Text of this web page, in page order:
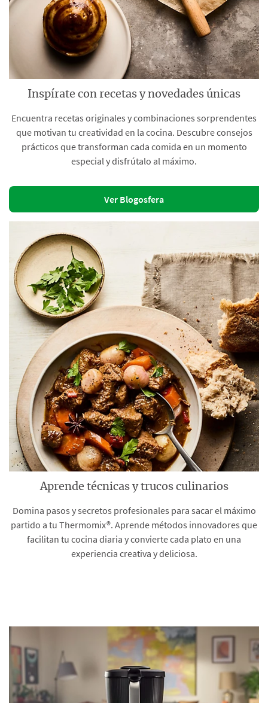
Inspírate con recetas y novedades únicas
Encuentra recetas originales y combinaciones sorprendentes
que motivan tu creatividad en la cocina. Descubre consejos
prácticos que transforman cada comida en un momento
especial y disfrútalo al máximo.
Ver Blogosfera
Aprende técnicas y trucos culinarios
Domina pasos y secretos profesionales para sacar el máximo
partido a tu Thermomix®. Aprende métodos innovadores que
facilitan tu cocina diaria y convierte cada plato en una
experiencia creativa y deliciosa.